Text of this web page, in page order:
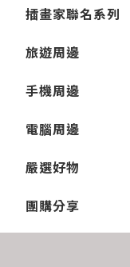
插畫家聯名系列
旅遊周邊
手機周邊
電腦周邊
嚴選好物
團購分享